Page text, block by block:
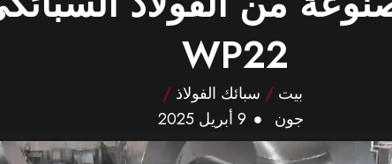
WP22
بيت / سبائك الفولاذ /
جون
9 أبريل 2025